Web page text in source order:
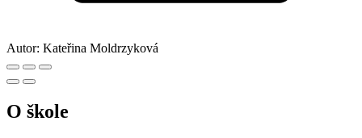
Autor: Kateřina Moldrzyková
O škole